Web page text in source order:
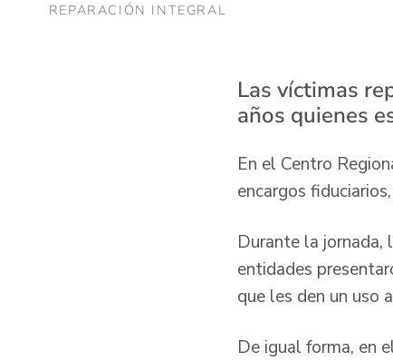
REPARACIÓN INTEGRAL
Las víctimas
años quienes
En el Centro
encargos
Durante la jornada,
entidades
que les den un uso
De igual forma, en